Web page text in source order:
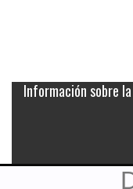
Información sobre